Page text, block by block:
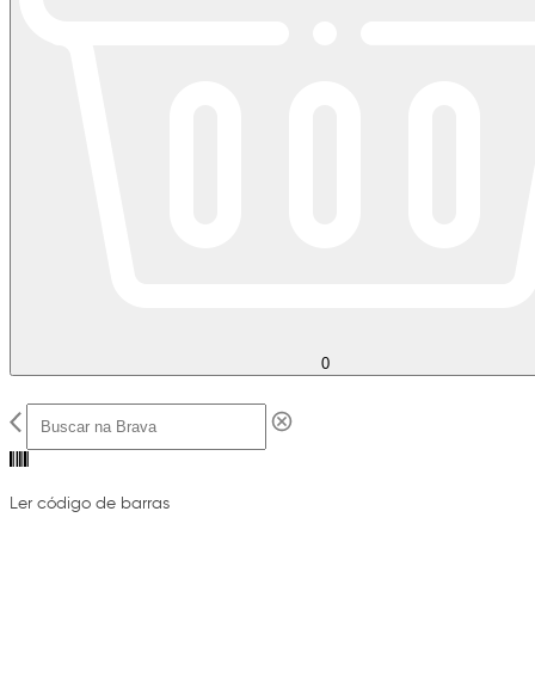
0
Ler código de barras